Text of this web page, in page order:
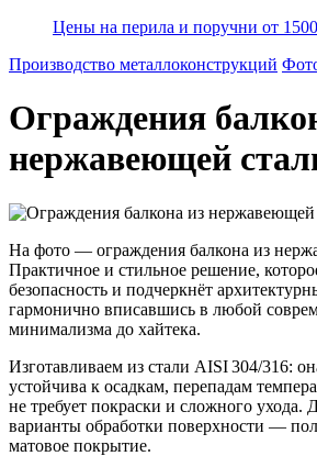
Цены на перила и поручни от
Производство металлоконструкций
Ограждения
нержавеющей
На фото — ограждения балкона из
Практичное и стильное решение,
безопасность и подчеркнёт
гармонично вписавшись в любой
минимализма до хайтека.
Изготавливаем из стали AISI 304/316:
устойчива к осадкам, перепадам
не требует покраски и сложного ухода.
варианты обработки поверхности —
матовое покрытие.